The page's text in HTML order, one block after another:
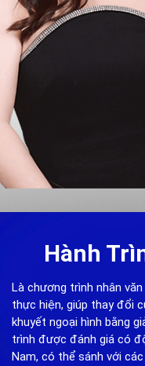
Hành
Là chương trình nhân
thực hiện, giúp thay đổi
khuyết ngoại hình bằng
trình được đánh giá có
Nam, có thể sánh với